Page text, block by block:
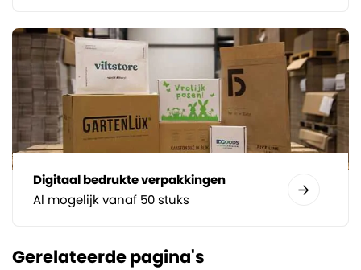
Digitaal bedrukte verpakkingen
Al mogelijk vanaf 50 stuks
Gerelateerde pagina's